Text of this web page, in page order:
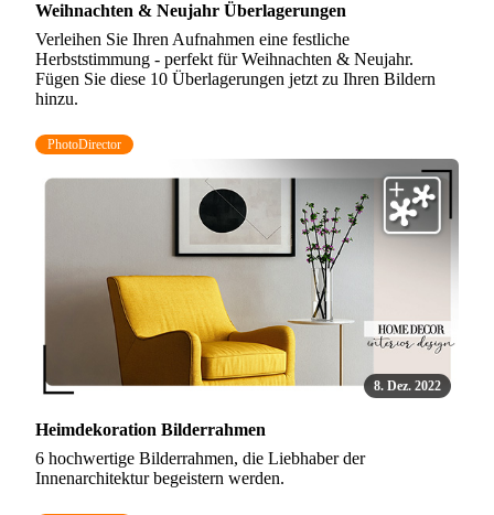
Weihnachten & Neujahr Überlagerungen
Verleihen Sie Ihren Aufnahmen eine festliche
Herbststimmung - perfekt für Weihnachten & Neujahr.
Fügen Sie diese 10 Überlagerungen jetzt zu Ihren Bildern
hinzu.
PhotoDirector
8. Dez. 2022
Heimdekoration Bilderrahmen
6 hochwertige Bilderrahmen, die Liebhaber der
Innenarchitektur begeistern werden.